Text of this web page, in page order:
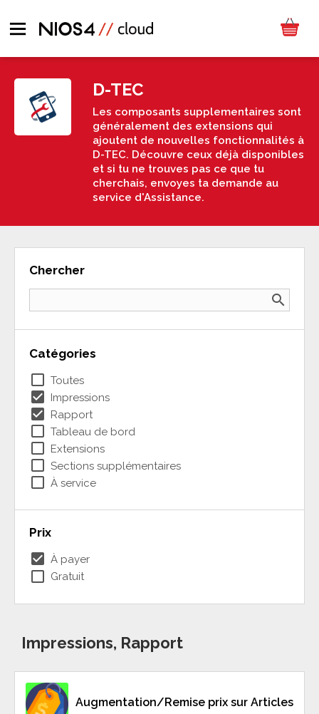
D-TEC
Les composants supplementaires sont
généralement des extensions qui
ajoutent de nouvelles fonctionnalités à
D-TEC. Découvre ceux déjà disponibles
et si tu ne trouves pas ce que tu
cherchais, envoyes ta demande au
service d'Assistance.
Chercher
search
Catégories
check_box_outline_blank Toutes
check_box Impressions
check_box Rapport
check_box_outline_blank Tableau de bord
check_box_outline_blank Extensions
check_box_outline_blank Sections supplémentaires
check_box_outline_blank À service
Prix
check_box À payer
check_box_outline_blank Gratuit
Impressions, Rapport
Augmentation/Remise prix sur Articles